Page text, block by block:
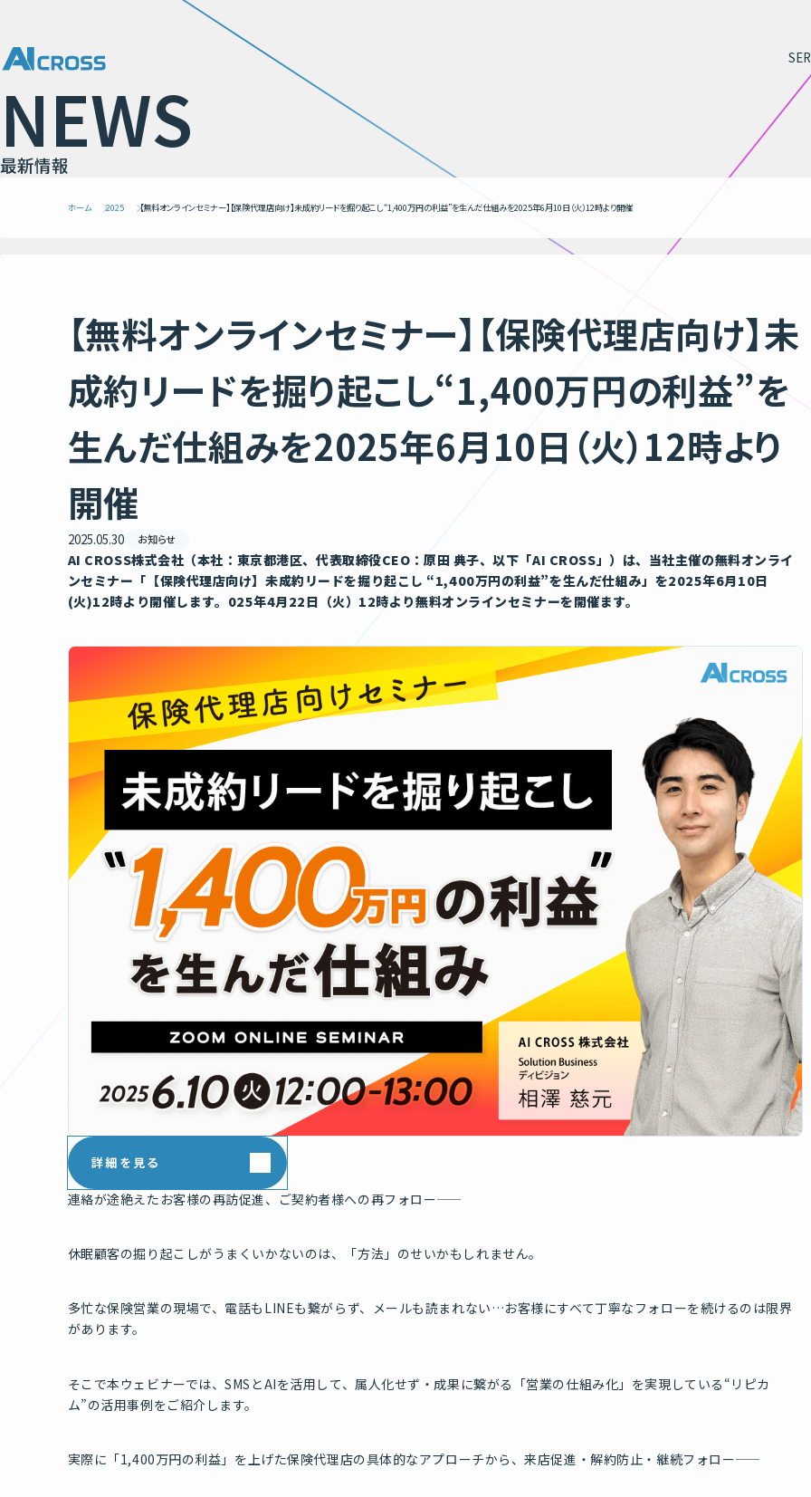
NEWS
最新情報
ホーム 2025 【無料オンラインセミナー】【保険代理店向け】未成約リードを掘り起こし“1,400万円の利益”を生んだ仕組みを2025年6月10日（火）12時より開催
【無料オンラインセミナー】【保険代理店向け】未
成約リードを掘り起こし“1,400万円の利益”を
生んだ仕組みを2025年6月10日（火）12時より
開催
2025.05.30 お知らせ
AI CROSS株式会社（本社：東京都港区、代表取締役CEO：原田 典子、以下「AI CROSS」）は、当社主催の無料オンライ
ンセミナー「【保険代理店向け】未成約リードを掘り起こし “1,400万円の利益”を生んだ仕組み」を2025年6月10日
(火)12時より開催します。 025年4月22日（火）12時より無料オンラインセミナーを開催ます。
詳細を見る
連絡が途絶えたお客様の再訪促進、ご契約者様への再フォロー——
休眠顧客の掘り起こしがうまくいかないのは、「方法」のせいかもしれません。
多忙な保険営業の現場で、電話もLINEも繋がらず、メールも読まれない…お客様にすべて丁寧なフォローを続けるのは限界
があります。
そこで本ウェビナーでは、SMSとAIを活用して、属人化せず・成果に繋がる「営業の仕組み化」を実現している“リピカ
ム”の活用事例をご紹介します。
実際に「1,400万円の利益」を上げた保険代理店の具体的なアプローチから、来店促進・解約防止・継続フォロー——